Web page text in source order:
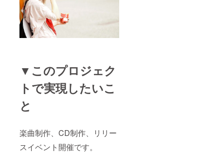
▼このプロジェク
トで実現したいこ
と
楽曲制作、CD制作、リリー
スイベント開催です。